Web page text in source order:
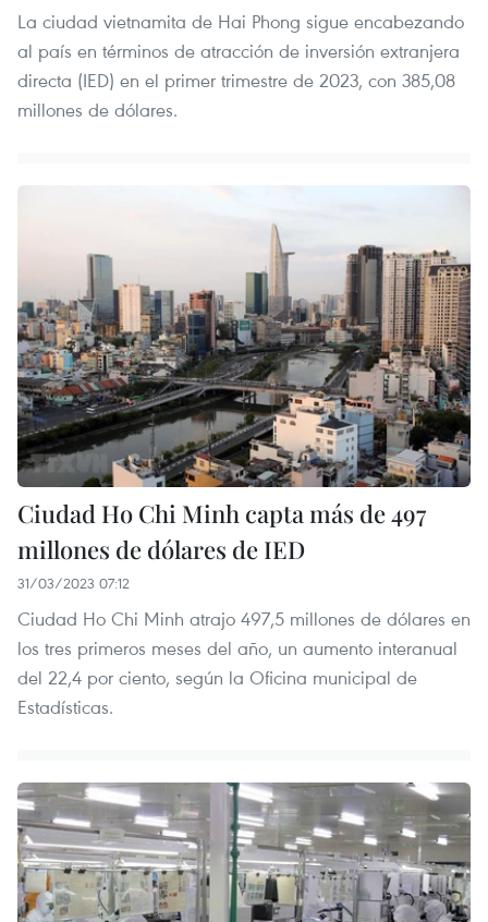
La ciudad vietnamita de Hai Phong sigue encabezando
al país en términos de atracción de inversión extranjera
directa (IED) en el primer trimestre de 2023, con 385,08
millones de dólares.
Ciudad Ho Chi Minh capta más de 497
millones de dólares de IED
31/03/2023 07:12
Ciudad Ho Chi Minh atrajo 497,5 millones de dólares en
los tres primeros meses del año, un aumento interanual
del 22,4 por ciento, según la Oficina municipal de
Estadísticas.